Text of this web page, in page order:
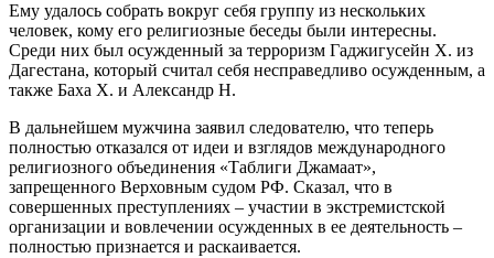
Ему удалось собрать вокруг себя группу из нескольких
человек, кому его религиозные беседы были интересны.
Среди них был осужденный за терроризм Гаджигусейн Х. из
Дагестана, который считал себя несправедливо осужденным, а
также Баха Х. и Александр Н.
В дальнейшем мужчина заявил следователю, что теперь
полностью отказался от идеи и взглядов международного
религиозного объединения «Таблиги Джамаат»,
запрещенного Верховным судом РФ. Сказал, что в
совершенных преступлениях – участии в экстремистской
организации и вовлечении осужденных в ее деятельность –
полностью признается и раскаивается.